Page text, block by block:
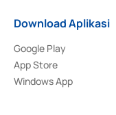
Download Aplikasi
Google Play
App Store
Windows App